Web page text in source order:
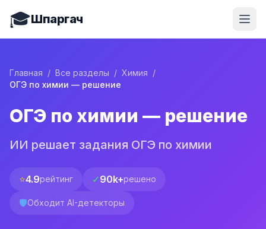
🎓Шпаргач
Главная / Все разделы / Химия /
ОГЭ по химии — решение
ОГЭ по химии — решение
ИИ решает задания ОГЭ по химии
⭐4.9рейтинг ✓90k+решено
🛡️Обходит AI-детекторы